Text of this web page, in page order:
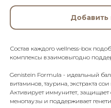
Добавить
Состав каждого wellness-box
комплексы взаимовыгодно
Genistein Formula - идеальный
витаминов, таурина, экстракта
Активирует иммунитет,
менопаузы и поддерживает